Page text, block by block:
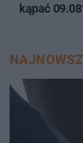
kąpać